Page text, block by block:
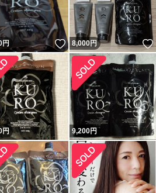
！
円 いいね！
8,000円
！
円 9,200円